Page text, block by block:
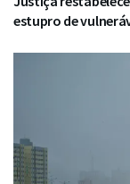
estupro de